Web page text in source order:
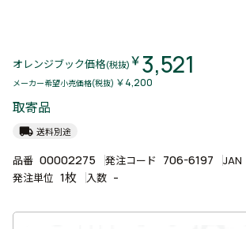
オレンジブック価格(税抜) ￥3,521
メーカー希望小売価格(税抜) ￥4,200
取寄品
local_shipping 送料別途
品番 00002275 発注コード 706-6197 JAN
発注単位 1枚 入数 -